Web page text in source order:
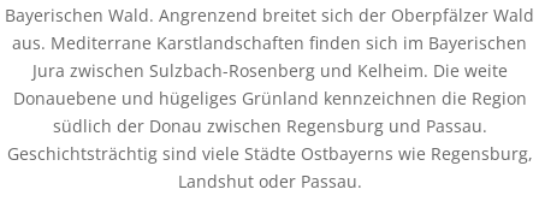
Bayerischen Wald. Angrenzend breitet sich der Oberpfälzer Wald
aus. Mediterrane Karstlandschaften finden sich im Bayerischen
Jura zwischen Sulzbach-Rosenberg und Kelheim. Die weite
Donauebene und hügeliges Grünland kennzeichnen die Region
südlich der Donau zwischen Regensburg und Passau.
Geschichtsträchtig sind viele Städte Ostbayerns wie Regensburg,
Landshut oder Passau.